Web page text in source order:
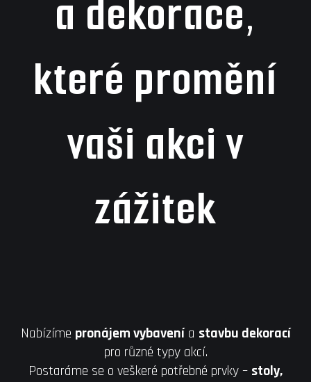
a dekorace,
které promění
vaši akci v
zážitek
Nabízíme pronájem vybavenía stavbu dekorací
pro různé typy akcí.
Postaráme se o veškeré potřebné prvky – stoly,